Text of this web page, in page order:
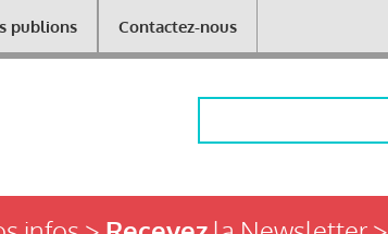
publions Contactez-nous